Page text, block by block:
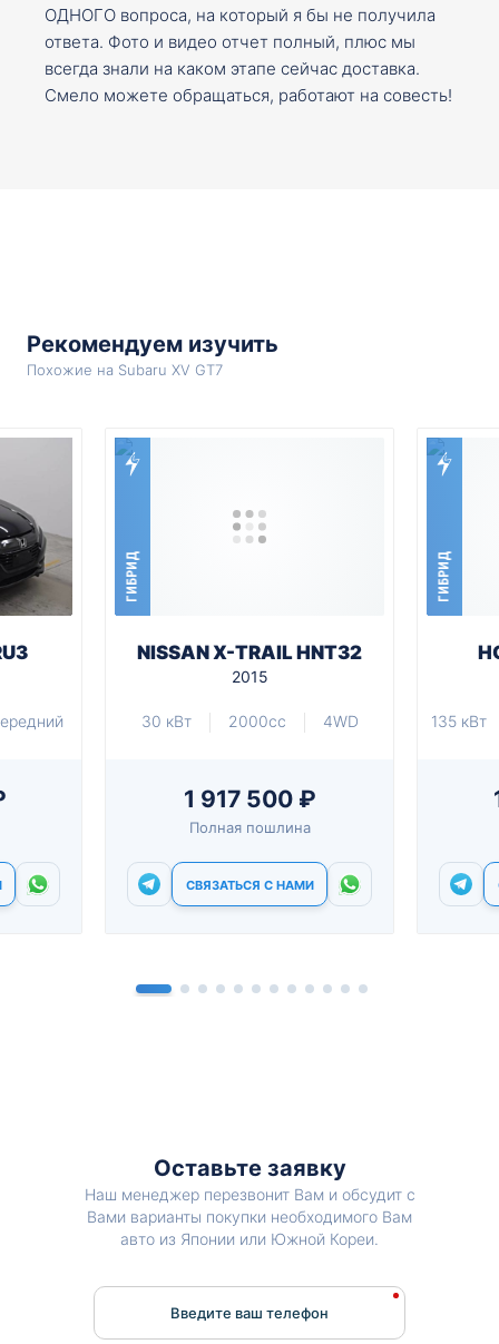
ОДНОГО вопроса, на который я бы не получила
ответа. Фото и видео отчет полный, плюс мы
всегда знали на каком этапе сейчас доставка.
Смело можете обращаться, работают на совесть!
Рекомендуем изучить
Похожие на Subaru XV GT7
ГИБРИД
NISSAN X-TRAIL HNT32
2015
30 кВт 2000cc 4WD
1 917 500 ₽
Полная пошлина
СВЯЗАТЬСЯ С НАМИ
ГИБРИД
135 кВт
Оставьте заявку
Наш менеджер перезвонит Вам и обсудит с
Вами варианты покупки необходимого Вам
авто из Японии или Южной Кореи.
Введите ваш телефон